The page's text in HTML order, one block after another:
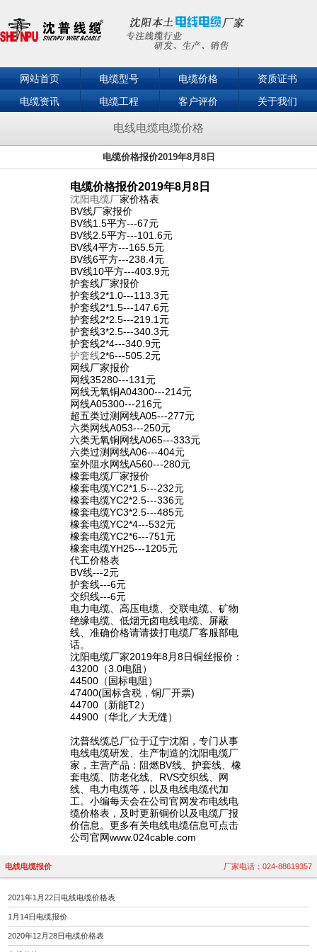
网站首页 电缆型号 电缆价格
资质证书
电缆资讯
电缆工程 客户评价
关于我们
电线电缆电缆价格
电缆价格报价2019年8月8日
电缆价格报价2019年8月8日
沈阳电缆厂家价格表
BV线厂家报价
BV线1.5平方---67元
BV线2.5平方---101.6元
BV线4平方---165.5元
BV线6平方---238.4元
BV线10平方---403.9元
护套线厂家报价
护套线2*1.0---113.3元
护套线2*1.5---147.6元
护套线2*2.5---219.1元
护套线3*2.5---340.3元
护套线2*4---340.9元
护套线2*6---505.2元
网线厂家报价
网线35280---131元
网线无氧铜A04300---214元
网线A05300---216元
超五类过测网线A05---277元
六类网线A053---250元
六类无氧铜网线A065---333元
六类过测网线A06---404元
室外阻水网线A560---280元
橡套电缆厂家报价
橡套电缆YC2*1.5---232元
橡套电缆YC2*2.5---336元
橡套电缆YC3*2.5---485元
橡套电缆YC2*4---532元
橡套电缆YC2*6---751元
橡套电缆YH25---1205元
代工价格表
BV线---2元
护套线---6元
交织线---6元
电力电缆、高压电缆、交联电缆、矿物
绝缘电缆、低烟无卤电线电缆、屏蔽
线、准确价格请请拨打电缆厂客服部电
话。
沈阳电缆厂家2019年8月8日铜丝报价：
43200（3.0电阻）
44500（国标电阻）
47400(国标含税，铜厂开票)
44700（新能T2）
44900（华北／大无缝）
沈普线缆总厂位于辽宁沈阳，专门从事
电线电缆研发、生产制造的沈阳电缆厂
家，主营产品：阻燃BV线、护套线、橡
套电缆、防老化线、RVS交织线、网
线、电力电缆等，以及电线电缆代加
工。小编每天会在公司官网发布电线电
缆价格表，及时更新铜价以及电缆厂报
价信息。更多有关电线电缆信息可点击
公司官网www.024cable.com
电线电缆报价 厂家电话：024-88619357
2021年1月22日电线电缆价格表
1月14日电缆报价
2020年12月28日电缆价格表